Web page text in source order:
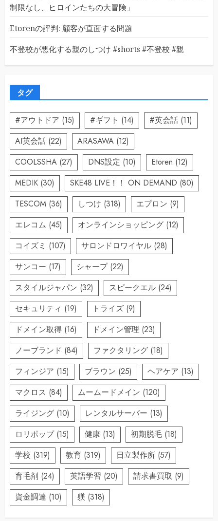
制限なし、ヒロインたちの大冒険」
Etorenの評判: 顧客が直面する問題
不登校が悪化する親のしつけ #shorts #不登校 #親
タグ
#アウトドア (15) #ギフト (14) #英会話 (11)
AI英会話 (22) ARASAWA (12)
COOLSSHA (27) DNS設定 (10) Etoren (12)
MEDIK (30) SKE48 LIVE！！ ON DEMAND (80)
TESCOM (36) しつけ (318) エプロン (9)
エレコム (45) オンラインショッピング (12)
コイズミ (107) サロンドロワイヤル (28)
サンコー (17) シャープ(22)
スタイルジャパン (32) スピークエル (24)
セキュリティ (19) トライズ (9)
ドメイン取得 (16) ドメイン管理 (23)
ノーブランド (84) ファクタリング (18)
フィンジア (15) ブラウン (25) ヘアケア (13)
マクロス (84) ムームードメイン (120)
ライジング (10) レンタルサーバー (13)
ロリポップ(15) 健康 (13) 初期脱毛 (18)
学校 (319) 教育 (319) 日立製作所 (57)
育毛剤 (24) 英語学習 (20) 請求書買取 (9)
資金調達 (10) 躾 (318)